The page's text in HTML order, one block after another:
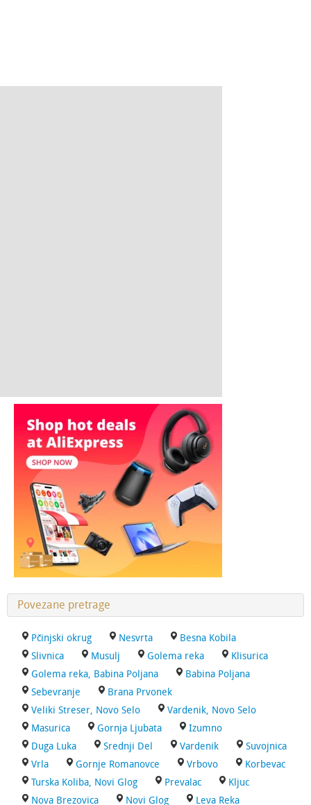
Povezane pretrage
Pčinjski okrug Nesvrta
Besna Kobila
Slivnica
Musulj Golema reka
Klisurica
Golema reka, Babina Poljana
Babina Poljana
Sebevranje
Brana Prvonek
Veliki Streser, Novo Selo
Vardenik, Novo Selo
Masurica
Gornja Ljubata
Izumno
Duga Luka
Srednji Del Vardenik
Suvojnica
Vrla
Gornje Romanovce Vrbovo
Korbevac
Turska Koliba, Novi Glog
Prevalac
Kljuc
Nova Brezovica
Novi Glog Leva Reka